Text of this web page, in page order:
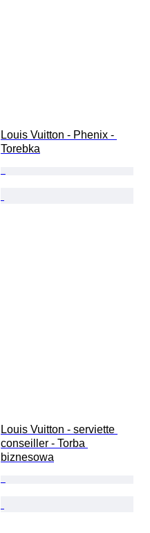
Louis Vuitton - Phenix -
Torebka
Louis Vuitton - serviette
conseiller - Torba
biznesowa